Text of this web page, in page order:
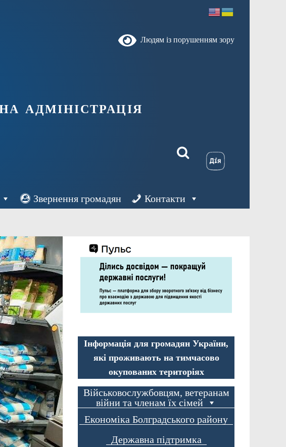
Людям із порушенням зору
адміністрація
Звернення громадян Контакти
Інформація для громадян України,
які проживають на тимчасово
окупованих територіях
Військовослужбовцям, ветеранам
війни та членам їх сімей
Економіка Болградського району
Державна підтримка